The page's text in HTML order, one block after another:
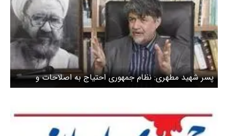
پسر شهید مطهری: نظام جمهوری احتیاج به اصلاحات و
یکسری تغییرات دارد